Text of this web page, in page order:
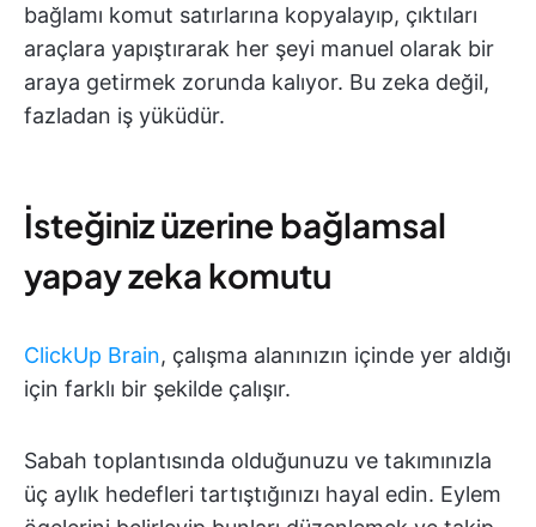
bağlamı komut satırlarına kopyalayıp, çıktıları
araçlara yapıştırarak her şeyi manuel olarak bir
araya getirmek zorunda kalıyor. Bu zeka değil,
fazladan iş yüküdür.
İsteğiniz üzerine bağlamsal
yapay zeka komutu
ClickUp Brain, çalışma alanınızın içinde yer aldığı
için farklı bir şekilde çalışır.
Sabah toplantısında olduğunuzu ve takımınızla
üç aylık hedefleri tartıştığınızı hayal edin. Eylem